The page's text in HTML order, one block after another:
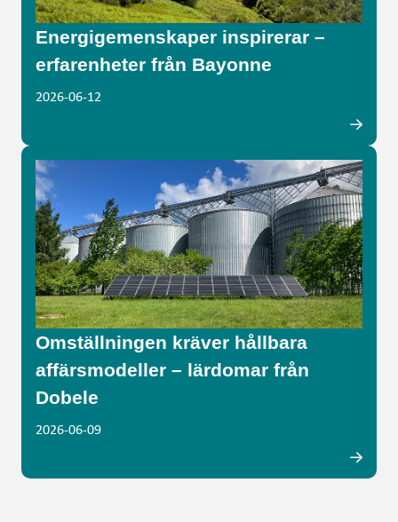
Energigemenskaper inspirerar –
erfarenheter från Bayonne
2026-06-12
Omställningen kräver hållbara
affärsmodeller – lärdomar från
Dobele
2026-06-09